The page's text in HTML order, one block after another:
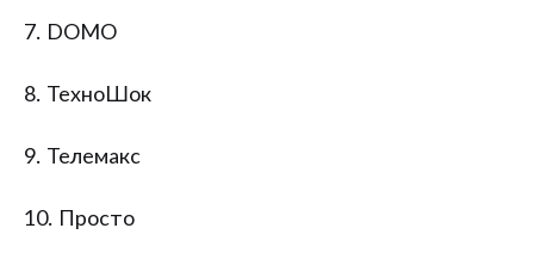
7. DOMO
8. ТехноШок
9. Телемакс
10. Просто